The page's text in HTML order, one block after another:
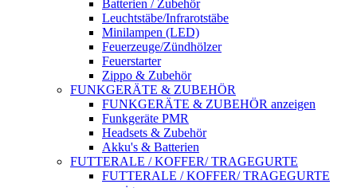
Batterien / Zubehör
Leuchtstäbe/Infrarotstäbe
Minilampen (LED)
Feuerzeuge/Zündhölzer
Feuerstarter
Zippo & Zubehör
FUNKGERÄTE & ZUBEHÖR
FUNKGERÄTE & ZUBEHÖR anzeigen
Funkgeräte PMR
Headsets & Zubehör
Akku's & Batterien
FUTTERALE / KOFFER/ TRAGEGURTE
FUTTERALE / KOFFER/ TRAGEGURTE